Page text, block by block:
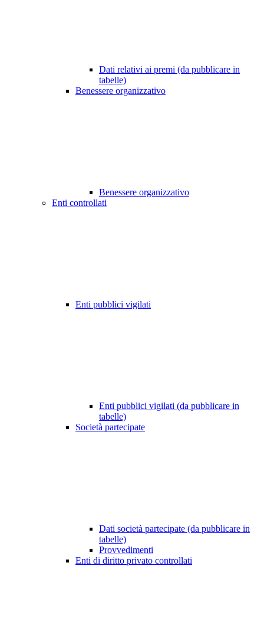
Dati relativi ai premi (da pubblicare in
tabelle)
Benessere organizzativo
Benessere organizzativo
Enti controllati
Enti pubblici vigilati
Enti pubblici vigilati (da pubblicare in
tabelle)
Società partecipate
Dati società partecipate (da pubblicare in
tabelle)
Provvedimenti
Enti di diritto privato controllati